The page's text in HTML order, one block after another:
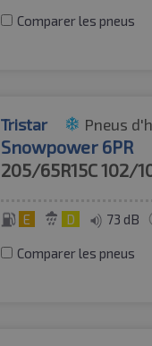
Comparer les pneus
Tristar Pneus
Snowpower 6PR
205/65R15C102/
E D 73 dB
Comparer les pneus